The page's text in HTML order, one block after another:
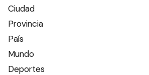
Ciudad
Provincia
País
Mundo
Deportes